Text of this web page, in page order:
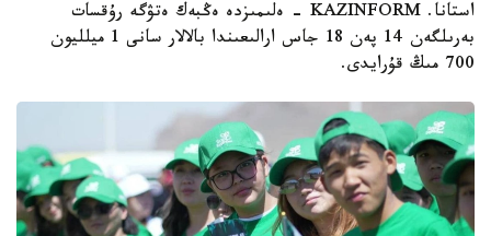
استانا. KAZINFORM - ەلىمىزدە ەڭبەك ەتۋگە رۇقسات
بەرىلگەن 14 پەن 18 جاس ارالىعىندا بالالار سانى 1 ميلليون
700 مىڭ قۇرايدى.